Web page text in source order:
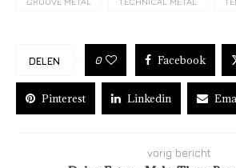
DELEN 0 Facebook
Pinterest Linkedin
vorig bericht